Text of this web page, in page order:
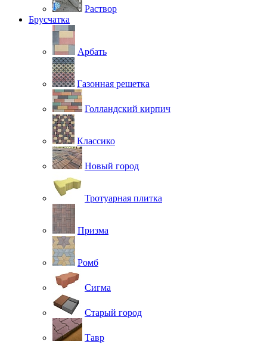
Раствор
Брусчатка
Арбать
Газонная решетка
Голландский кирпич
Классико
Новый город
Тротуарная плитка
Призма
Ромб
Сигма
Старый город
Тавр